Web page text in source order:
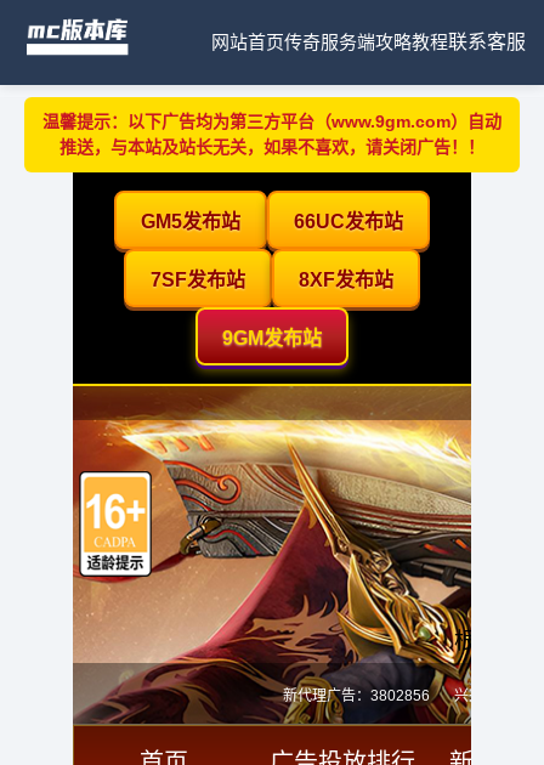
网站首页传奇服务端攻略教程联系客服
温馨提示：以下广告均为第三方平台（www.9gm.com）自动
推送，与本站及站长无关，如果不喜欢，请关闭广告！！